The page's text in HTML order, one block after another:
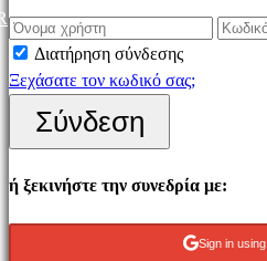
παιχνίδια
Παιχνίδια
παίξετε
δωρεάν
Διατήρηση σύνδεσης
Ξεχάσατε τον κωδικό σας;
Σύνδεση
ή ξεκινήστε την συνεδρία με:
Sign in using